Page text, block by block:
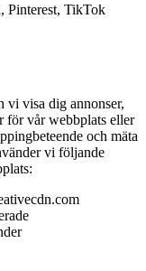
Pinterest, TikTok
vi visa dig annonser,
för vår webbplats eller
och mäta
vi följande